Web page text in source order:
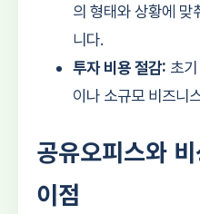
의 형태와 상황에 맞
니다.
투자 비용 절감: 초
이나 소규모 비즈니
공유오피스와
이점